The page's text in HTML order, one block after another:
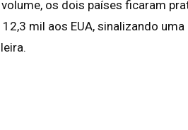
os dois países ficaram
mil aos EUA, sinalizando